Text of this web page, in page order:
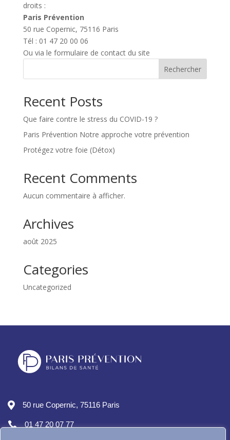
droits :
Paris Prévention
50 rue Copernic, 75116 Paris
Tél : 01 47 20 00 06
Ou via le formulaire de contact du site
Rechercher
Recent Posts
Que faire contre le stress du COVID-19 ?
Paris Prévention Notre approche votre prévention
Protégez votre foie (Détox)
Recent Comments
Aucun commentaire à afficher.
Archives
août 2025
Categories
Uncategorized
 50 rue Copernic, 75116 Paris
 01 47 20 07 77